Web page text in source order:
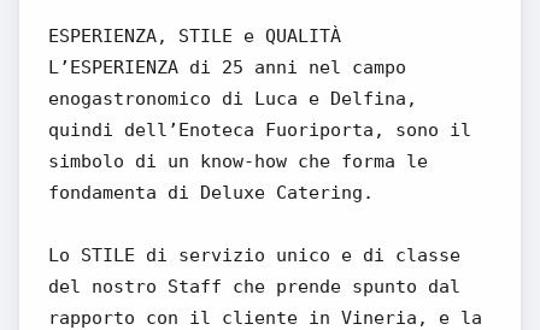
ESPERIENZA, STILE e QUALITÀ
L’ESPERIENZA di 25 anni nel campo
enogastronomico di Luca e Delfina,
quindi dell’Enoteca Fuoriporta, sono il
simbolo di un know-how che forma le
fondamenta di Deluxe Catering.
Lo STILE di servizio unico e di classe
del nostro Staff che prende spunto dal
rapporto con il cliente in Vineria, e la